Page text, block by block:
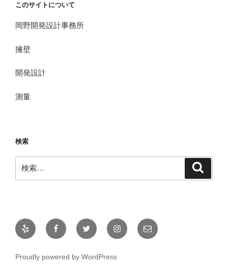
このサイトについて
岡野開発設計事務所
擁壁
開発設計
測量
検索
索:
Yelp FacebookTwitter Instagramメ
ー
Proudly powered by WordPress